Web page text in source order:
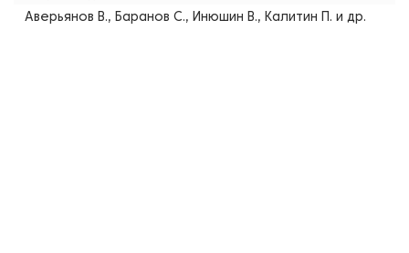
Аверьянов В., Баранов С., Инюшин В., Калитин П. и др.